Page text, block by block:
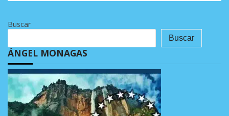
Buscar
Buscar
ÁNGEL MONAGAS